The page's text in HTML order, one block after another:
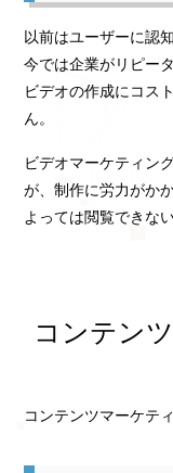
以前はユーザーに認
今では企業がリピー
ビデオの作成にコス
ん。
ビデオマーケティン
が、制作に労力がか
よっては閲覧できな
コンテン
コンテンツマーケテ